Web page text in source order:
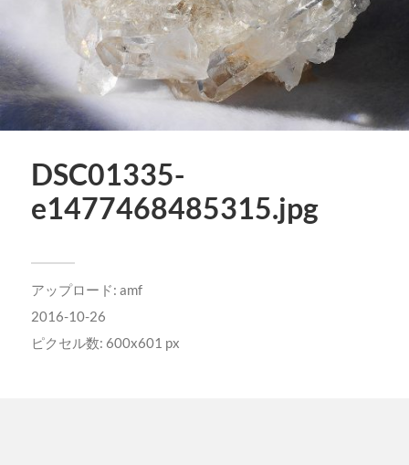
DSC01335-
e1477468485315.jpg
アップロード: amf
2016-10-26
ピクセル数: 600x601 px